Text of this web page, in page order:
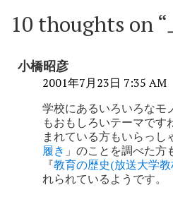
ナ
ゲ
10 thoughts on “
小橋昭彦
2001年7月23日 7:35 AM
学校にあるいろいろなモ
もおもしろいテーマです
まれている方もいらっし
履き 」のことを調べた方
『教育の歴史(放送大学
れられているようです。